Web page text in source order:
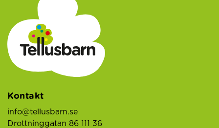
Kontakt
info@tellusbarn.se
Drottninggatan 86 111 36